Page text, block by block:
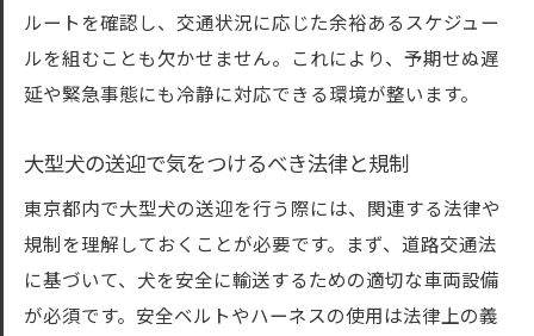
ルートを確認し、交通状況に応じた余裕あるスケジュー
ルを組むことも欠かせません。これにより、予期せぬ遅
延や緊急事態にも冷静に対応できる環境が整います。
大型犬の送迎で気をつけるべき法律と規制
東京都内で大型犬の送迎を行う際には、関連する法律や
規制を理解しておくことが必要です。まず、道路交通法
に基づいて、犬を安全に輸送するための適切な車両設備
が必須です。安全ベルトやハーネスの使用は法律上の義